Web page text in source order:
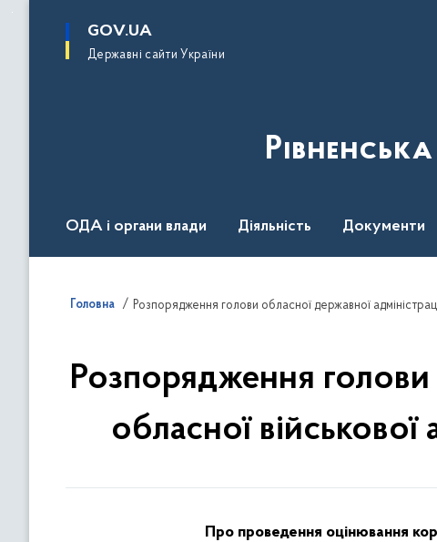
основного
GOV.UA
Державні сайти України
ОДА і органи влади Діяльність Документи
Головна
Розпорядження голови
обласної
Про проведення оцінювання